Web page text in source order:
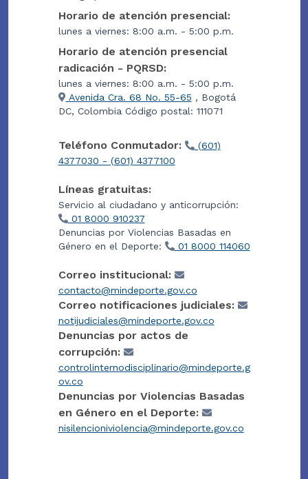
Horario de atención presencial:
lunes a viernes: 8:00 a.m. - 5:00 p.m.
Horario de atención presencial
radicación - PQRSD:
lunes a viernes: 8:00 a.m. - 5:00 p.m.
Avenida Cra. 68 No. 55-65 , Bogotá
DC, Colombia Código postal: 111071
Teléfono Conmutador:
(601)
4377030 - (601) 4377100
Líneas gratuitas:
Servicio al ciudadano y anticorrupción:
01 8000 910237
Denuncias por Violencias Basadas en
Género en el Deporte:
01 8000 114060
Correo institucional:
contacto@mindeporte.gov.co
Correo notificaciones judiciales:
notijudiciales@mindeporte.gov.co
Denuncias por actos de
corrupción:
controlinternodisciplinario@mindeporte.g
ov.co
Denuncias por Violencias Basadas
en Género en el Deporte:
nisilencioniviolencia@mindeporte.gov.co